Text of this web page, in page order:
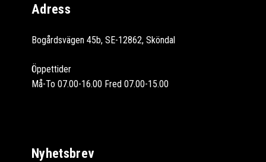
Adress
Bogårdsvägen 45b, SE-12862, Sköndal
Öppettider
Må-To 07.00-16.00 Fred 07.00-15.00
Nyhetsbrev